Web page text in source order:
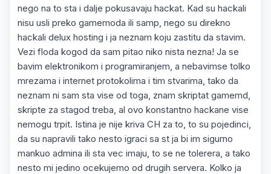
nego na to sta i dalje pokusavaju hackat. Kad su hackali
nisu usli preko gamemoda ili samp, nego su direkno
hackali delux hosting i ja neznam koju zastitu da stavim.
Vezi floda kogod da sam pitao niko nista nezna! Ja se
bavim elektronikom i programiranjem, a nebavimse tolko
mrezama i internet protokolima i tim stvarima, tako da
neznam ni sam sta vise od toga, znam skriptat gamemd,
skripte za stagod treba, al ovo konstantno hackane vise
nemogu trpit. Istina je nije kriva CH za to, to su pojedinci,
da su napravili tako nesto igraci sa st ja bi im sigurno
mankuo admina ili sta vec imaju, to se ne tolerera, a tako
nesto mi jedino ocekujemo od drugih servera. Kolko ja